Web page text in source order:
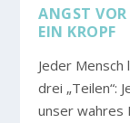
ANGST VOR
EIN KROPF
Jeder
drei „Teilen“:
unser wahres